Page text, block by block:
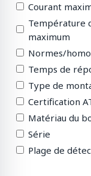
Courant
Température
maximum
Normes/
Temps de
Type de
Certification
Matériau du
Série
Plage de